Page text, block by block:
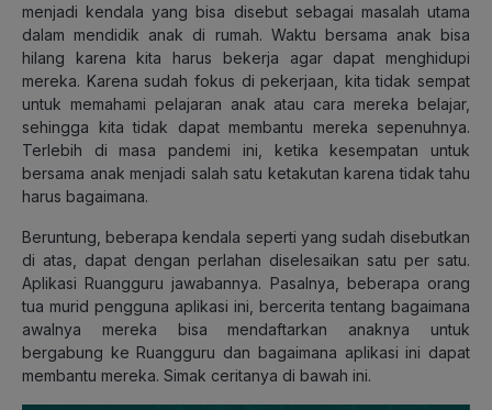
menjadi kendala yang bisa disebut sebagai masalah utama
dalam mendidik anak di rumah. Waktu bersama anak bisa
hilang karena kita harus bekerja agar dapat menghidupi
mereka. Karena sudah fokus di pekerjaan, kita tidak sempat
untuk memahami pelajaran anak atau cara mereka belajar,
sehingga kita tidak dapat membantu mereka sepenuhnya.
Terlebih di masa pandemi ini, ketika kesempatan untuk
bersama anak menjadi salah satu ketakutan karena tidak tahu
harus bagaimana.
Beruntung, beberapa kendala seperti yang sudah disebutkan
di atas, dapat dengan perlahan diselesaikan satu per satu.
Aplikasi Ruangguru jawabannya. Pasalnya, beberapa orang
tua murid pengguna aplikasi ini, bercerita tentang bagaimana
awalnya mereka bisa mendaftarkan anaknya untuk
bergabung ke Ruangguru dan bagaimana aplikasi ini dapat
membantu mereka. Simak ceritanya di bawah ini.